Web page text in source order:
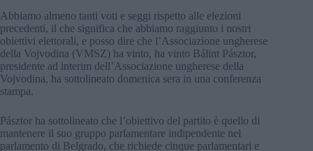
Abbiamo almeno tanti voti e seggi rispetto alle elezioni
precedenti, il che significa che abbiamo raggiunto i nostri
obiettivi elettorali, e posso dire che l’Associazione ungherese
della Vojvodina (VMSZ) ha vinto, ha vinto Bálint Pásztor,
presidente ad interim dell’Associazione ungherese della
Vojvodina, ha sottolineato domenica sera in una conferenza
stampa.
Pásztor ha sottolineato che l’obiettivo del partito è quello di
mantenere il suo gruppo parlamentare indipendente nel
parlamento di Belgrado, che richiede cinque parlamentari e